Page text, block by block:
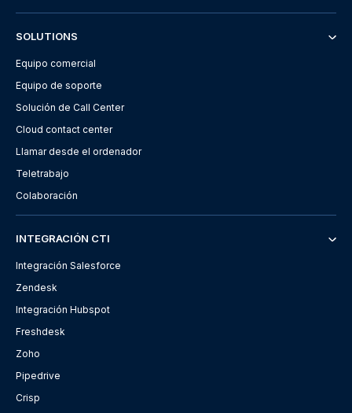
SOLUTIONS
Equipo comercial
Equipo de soporte
Solución de Call Center
Cloud contact center
Llamar desde el ordenador
Teletrabajo
Colaboración
INTEGRACIÓN CTI
Integración Salesforce
Zendesk
Integración Hubspot
Freshdesk
Zoho
Pipedrive
Crisp